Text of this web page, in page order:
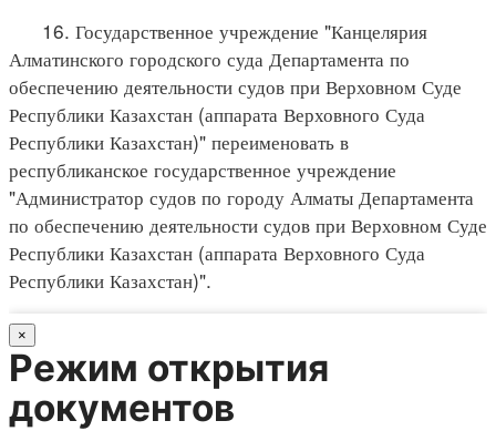
16. Государственное учреждение "Канцелярия
Алматинского городского суда Департамента по
обеспечению деятельности судов при Верховном Суде
Республики Казахстан (аппарата Верховного Суда
Республики Казахстан)" переименовать в
республиканское государственное учреждение
"Администратор судов по городу Алматы Департамента
по обеспечению деятельности судов при Верховном Суде
Республики Казахстан (аппарата Верховного Суда
Республики Казахстан)".
×
Режим открытия
документов